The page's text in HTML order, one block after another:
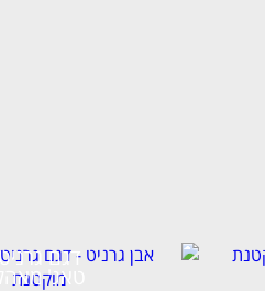
דגם גרניט
טאג' מאהל